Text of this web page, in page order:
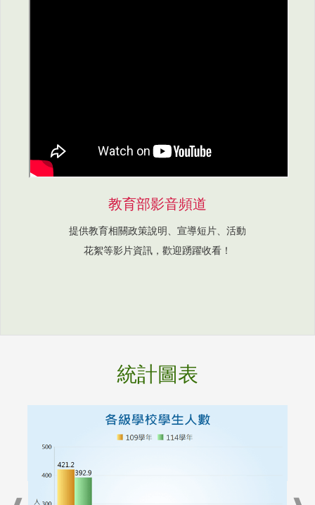
教育部影音頻道
提供教育相關政策說明、宣導短片、活動
花絮等影片資訊，歡迎踴躍收看！
統計圖表